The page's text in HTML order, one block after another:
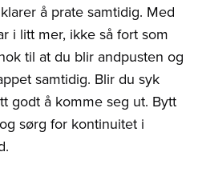
å prate samtidig. Med
i litt mer, ikke så fort som
til at du blir andpusten og
samtidig. Blir du syk
godt å komme seg ut. Bytt
sørg for kontinuitet i